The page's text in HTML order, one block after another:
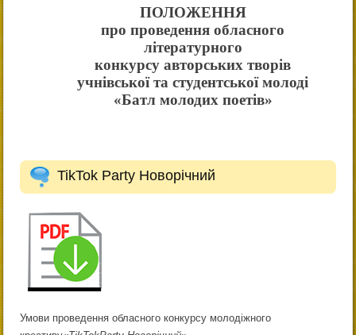
ПОЛОЖЕННЯ
про проведення обласного
літературного
конкурсу авторських творів
учнівської та студентської молоді
«Батл молодих поетів»
TikTok Party Новорічний
Умови проведення обласного конкурсу молодіжного